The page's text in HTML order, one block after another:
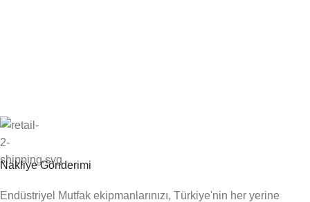
Nakliye Gönderimi
Endüstriyel Mutfak ekipmanlarınızı, Türkiye'nin her yerine